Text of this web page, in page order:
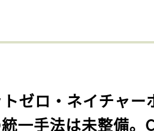
トゼロ・ネイチャー
一手法は未整備。